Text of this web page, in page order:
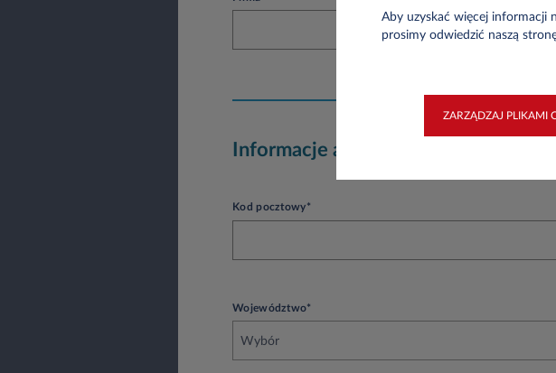
Informacje adresowe
Kod pocztowy*
Województwo*
Wybór
Aby uzyskać więcej informacji
prosimy odwiedzić naszą
ZARZĄDZAJ PLIKAMI